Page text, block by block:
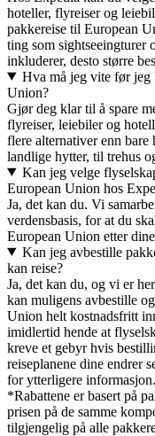
hoteller, flyreiser og
pakkereise til European
ting som sightseeingturer
inkluderer, desto større
Hva må jeg vite før jeg
Union?
Gjør deg klar til å spare
flyreiser, leiebiler og
flere alternativer enn
landlige hytter, til trehus
Kan jeg velge
European Union hos
Ja, det kan du. Vi
verdensbasis, for at du
European Union etter
Kan jeg avbestille
kan reise?
Ja, det kan du, og vi er
kan muligens avbestille
Union helt kostnadsfritt
imidlertid hende at
kreve et gebyr hvis
reiseplanene dine endrer
for ytterligere informasjon.
*Rabattene er basert på
prisen på de samme
tilgjengelig på alle